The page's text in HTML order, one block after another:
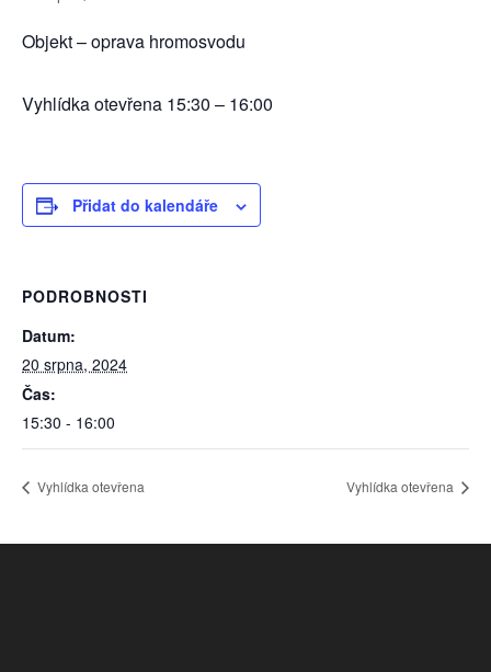
Objekt – oprava hromosvodu
Vyhlídka otevřena 15:30 – 16:00
Přidat do kalendáře
PODROBNOSTI
Datum:
20 srpna, 2024
Čas:
15:30 - 16:00
Vyhlídka otevřena Vyhlídka otevřena